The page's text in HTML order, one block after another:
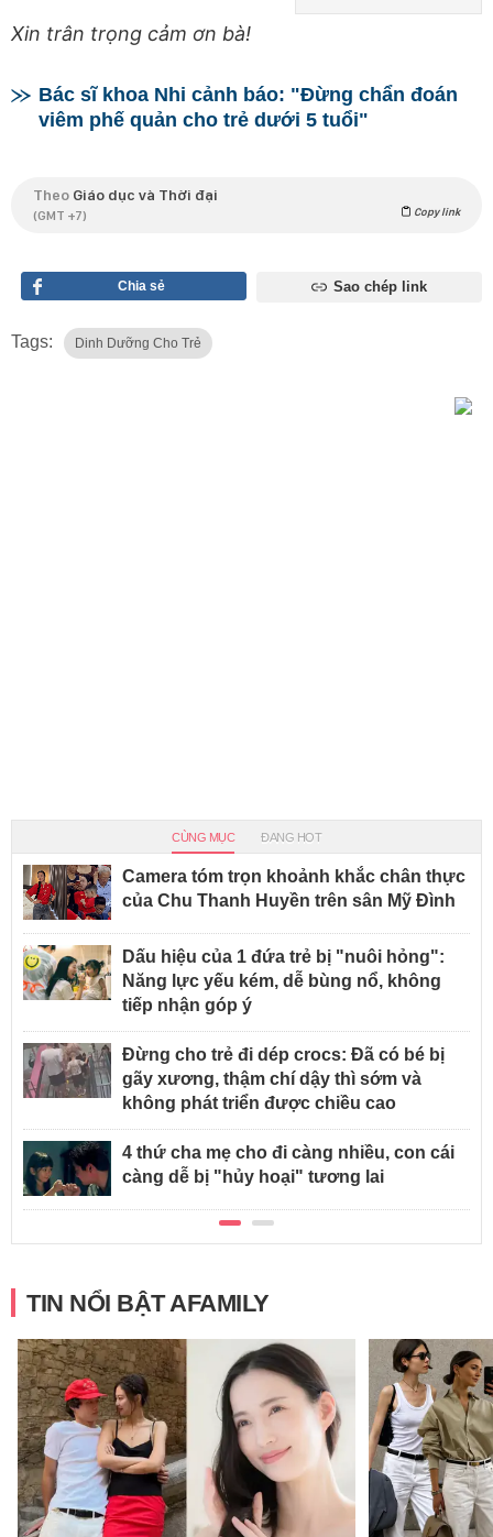
Xin trân trọng cảm ơn bà!
Bác sĩ khoa Nhi cảnh báo: "Đừng chẩn đoán
viêm phế quản cho trẻ dưới 5 tuổi"
Theo Giáo dục và Thời đại
(GMT +7) Copy link
Chia sẻ Sao chép link
Tags: Dinh Dưỡng Cho Trẻ
CÙNG MỤC ĐANG HOT
Camera tóm trọn khoảnh khắc chân thực
của Chu Thanh Huyền trên sân Mỹ Đình
Dấu hiệu của 1 đứa trẻ bị "nuôi hỏng":
Năng lực yếu kém, dễ bùng nổ, không
tiếp nhận góp ý
Đừng cho trẻ đi dép crocs: Đã có bé bị
gãy xương, thậm chí dậy thì sớm và
không phát triển được chiều cao
4 thứ cha mẹ cho đi càng nhiều, con cái
càng dễ bị "hủy hoại" tương lai
TIN NỔI BẬT AFAMILY